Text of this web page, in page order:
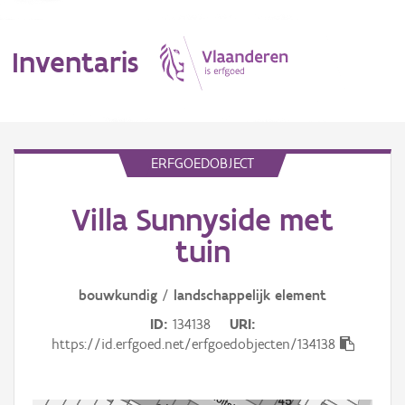
Inventaris
Erfgoedobject
Waarneming
ERFGOEDOBJECT
Villa Sunnyside met
tuin
bouwkundig / landschappelijk element
ID 134138
URI
https://id.erfgoed.net/erfgoedobjecten/134138